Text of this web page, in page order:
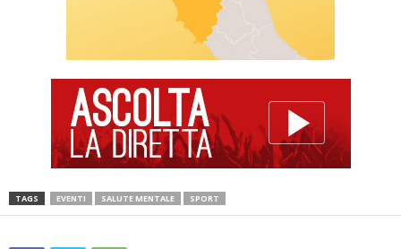
TAGS EVENTI SALUTE MENTALE SPORT